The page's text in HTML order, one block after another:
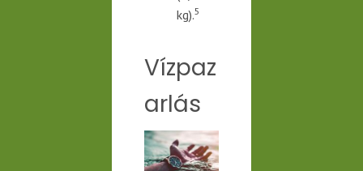
kg).5
Vízpaz
arlás